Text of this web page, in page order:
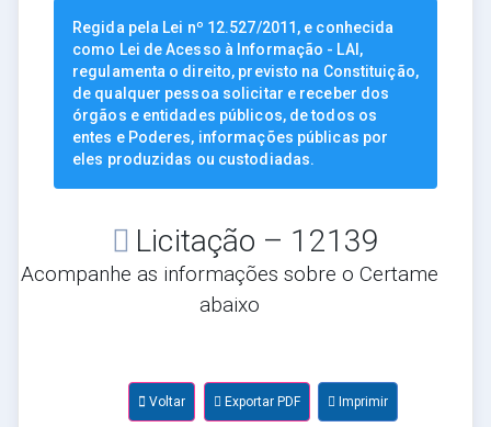
Regida pela Lei nº 12.527/2011, e conhecida
como Lei de Acesso à Informação - LAI,
regulamenta o direito, previsto na Constituição,
de qualquer pessoa solicitar e receber dos
órgãos e entidades públicos, de todos os
entes e Poderes, informações públicas por
eles produzidas ou custodiadas.
Licitação – 12139
Acompanhe as informações sobre o Certame
abaixo
Voltar Exportar PDF Imprimir